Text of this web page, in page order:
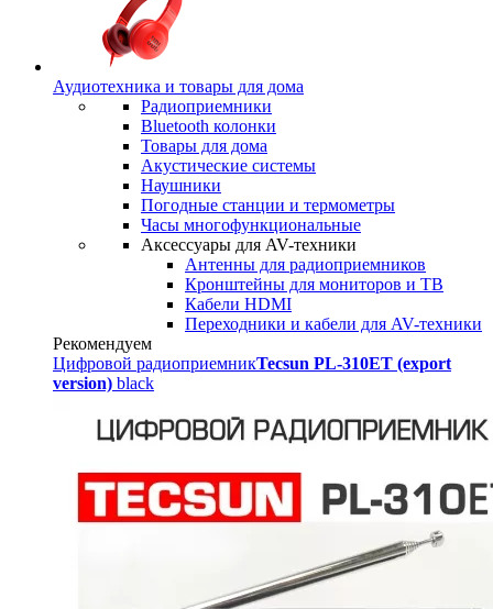
Аудиотехника и товары для дома
Радиоприемники
Bluetooth колонки
Товары для дома
Акустические системы
Наушники
Погодные станции и термометры
Часы многофункциональные
Аксессуары для AV-техники
Антенны для радиоприемников
Кронштейны для мониторов и ТВ
Кабели HDMI
Переходники и кабели для AV-техники
Рекомендуем
Цифровой радиоприемникTecsun PL-310ET (export
version) black